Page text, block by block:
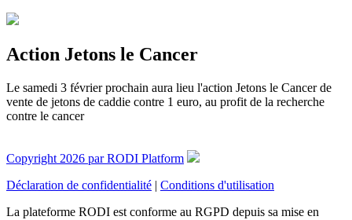
Action Jetons le Cancer
Le samedi 3 février prochain aura lieu l'action Jetons le Cancer de
vente de jetons de caddie contre 1 euro, au profit de la recherche
contre le cancer
Copyright 2026 par RODI Platform
Déclaration de confidentialité | Conditions d'utilisation
La plateforme RODI est conforme au RGPD depuis sa mise en